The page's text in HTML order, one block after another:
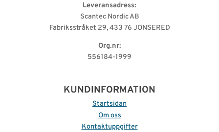
Leveransadress:
Scantec Nordic AB
Fabriksstråket 29, 433 76 JONSERED
Org.nr:
556184-1999
KUNDINFORMATION
Startsidan
Om oss
Kontaktuppgifter